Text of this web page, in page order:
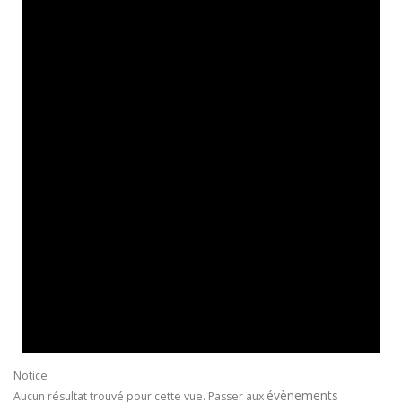
Notice
Aucun résultat trouvé pour cette vue. Passer aux évènements